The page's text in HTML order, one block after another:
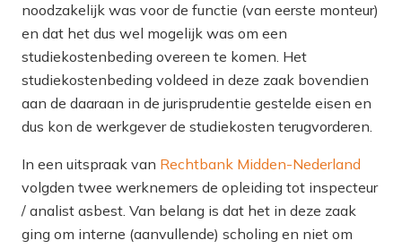
noodzakelijk was voor de functie (van eerste monteur)
en dat het dus wel mogelijk was om een
studiekostenbeding overeen te komen. Het
studiekostenbeding voldeed in deze zaak bovendien
aan de daaraan in de jurisprudentie gestelde eisen en
dus kon de werkgever de studiekosten terugvorderen.
In een uitspraak van Rechtbank Midden-Nederland
volgden twee werknemers de opleiding tot inspecteur
/ analist asbest. Van belang is dat het in deze zaak
ging om interne (aanvullende) scholing en niet om